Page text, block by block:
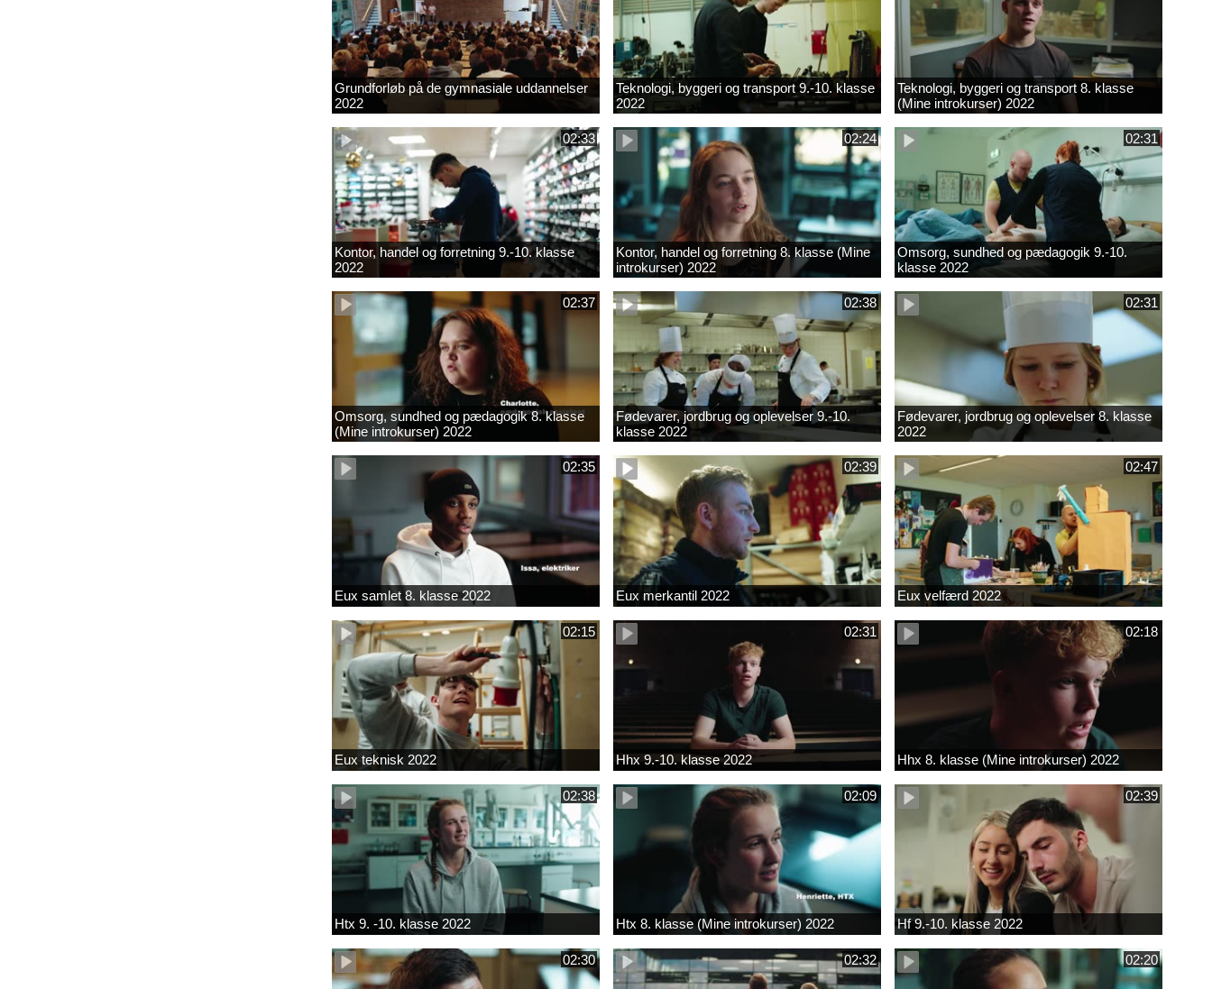
Grundforløb på de gymnasiale uddannelser
2022
Teknologi, byggeri og transport 9.-10. klasse
2022
Teknologi, byggeri og transport 8. klasse
(Mine introkurser) 2022
02:33
Kontor, handel og forretning 9.-10. klasse
2022
02:24
Kontor, handel og forretning 8. klasse (Mine
introkurser) 2022
02:31
Omsorg, sundhed og pædagogik 9.-10.
klasse 2022
02:37
Omsorg, sundhed og pædagogik 8. klasse
(Mine introkurser) 2022
02:38
Fødevarer, jordbrug og oplevelser 9.-10.
klasse 2022
02:31
Fødevarer, jordbrug og oplevelser 8. klasse
2022
02:35
Eux samlet 8. klasse 2022
02:39
Eux merkantil 2022
02:47
Eux velfærd 2022
02:15
Eux teknisk 2022
02:31
Hhx 9.-10. klasse 2022
02:18
Hhx 8. klasse (Mine introkurser) 2022
02:38
Htx 9. -10. klasse 2022
02:09
Htx 8. klasse (Mine introkurser) 2022
02:39
Hf 9.-10. klasse 2022
02:30 02:32 02:20